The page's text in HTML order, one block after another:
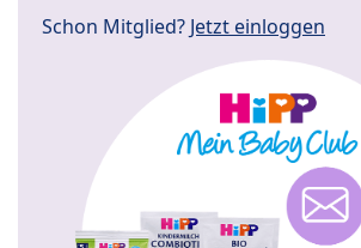
Schon Mitglied? Jetzt einloggen